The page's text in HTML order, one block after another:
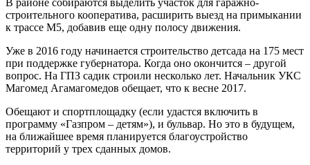
строительного кооператива, расширить выезд на примыкании
к трассе М5, добавив еще одну полосу движения.
Уже в 2016 году начинается строительство детсада на 175 мест
при поддержке губернатора. Когда оно окончится – другой
вопрос. На ГПЗ садик строили несколько лет. Начальник УКС
Магомед Агамагомедов обещает, что к весне 2017.
Обещают и спортплощадку (если удастся включить в
программу «Газпром – детям»), и бульвар. Но это в будущем,
на ближайшее время планируется благоустройство
территорий у трех сданных домов.